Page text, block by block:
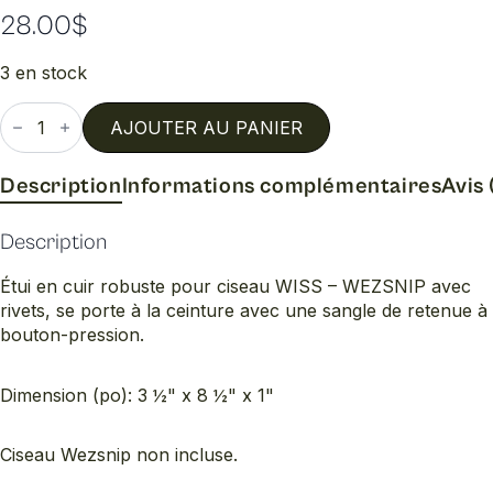
28.00$
3 en stock
quantité
de
Etui
AJOUTER AU PANIER
DescriptionInformations complémentairesAvis
Description
Étui en cuir robuste pour ciseau WISS – WEZSNIP avec
rivets, se porte à la ceinture avec une sangle de retenue à
bouton-pression.
Dimension (po): 3 ½" x 8 ½" x 1"
Ciseau Wezsnip non incluse.